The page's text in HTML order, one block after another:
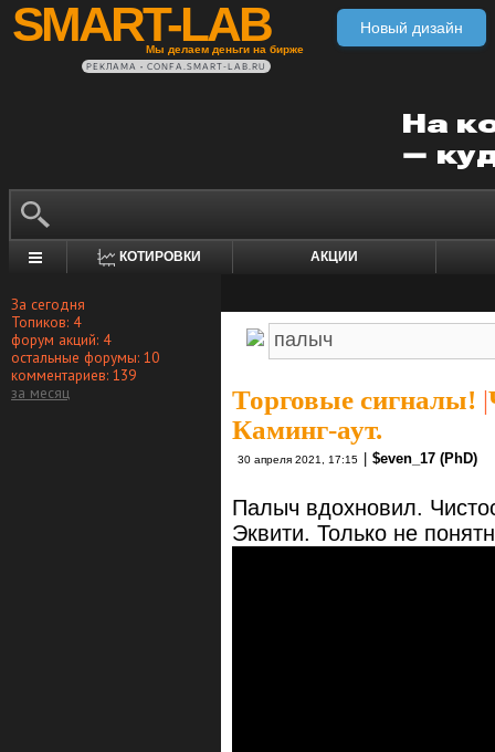
SMART-LAB
Мы делаем деньги на бирже
Новый дизайн
РЕКЛАМА • CONFA.SMART-LAB.RU
КОТИРОВКИ АКЦИИ
За сегодня
Топиков: 4
форум акций: 4
остальные форумы: 10
комментариев: 139
за месяц
Торговые сигналы! |
Каминг-аут.
30 апреля 2021, 17:15 $even_17 (PhD)
Палыч вдохновил.
Эквити. Только не